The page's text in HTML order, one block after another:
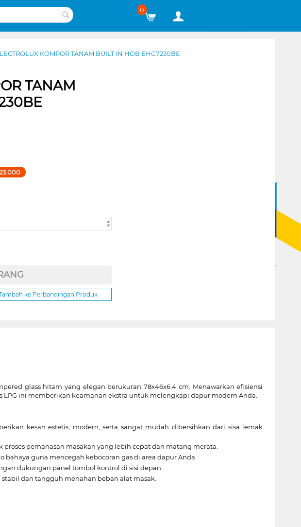
0
KOMPOR TANAM BUILT IN HOB EHG7230BE
TANAM
ke Perbandingan Produk
glass hitam yang elegan berukuran 78x46x6.4 cm. Menawarkan efisiensi
ini memberikan keamanan ekstra untuk melengkapi dapur modern Anda.
kesan estetis, modern, serta sangat mudah dibersihkan dari sisa lemak
pemanasan masakan yang lebih cepat dan matang merata.
guna mencegah kebocoran gas di area dapur Anda.
dukungan panel tombol kontrol di sisi depan.
dan tangguh menahan beban alat masak.